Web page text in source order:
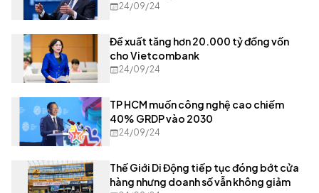
24/09/24
Đề xuất tăng hơn 20.000 tỷ đồng vốn
cho Vietcombank
24/09/24
TP HCM muốn công nghệ cao chiếm
40% GRDP vào 2030
24/09/24
Thế Giới Di Động tiếp tục đóng bớt cửa
hàng nhưng doanh số vẫn không giảm